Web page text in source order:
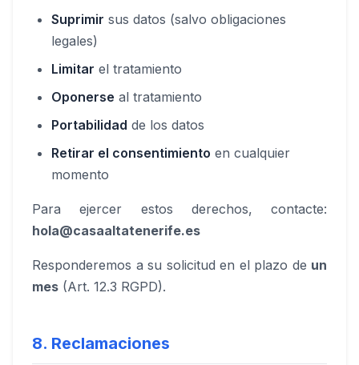
Suprimir sus datos (salvo obligaciones
legales)
Limitar el tratamiento
Oponerse al tratamiento
Portabilidad de los datos
Retirar el consentimiento en cualquier
momento
Para ejercer estos derechos, contacte:
hola@casaaltatenerife.es
Responderemos a su solicitud en el plazo de un
mes (Art. 12.3 RGPD).
8. Reclamaciones